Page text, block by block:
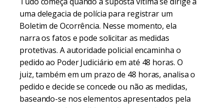
uma delegacia de polícia para registrar um
Boletim de Ocorrência. Nesse momento, ela
narra os fatos e pode solicitar as medidas
protetivas. A autoridade policial encaminha o
pedido ao Poder Judiciário em até 48 horas. O
juiz, também em um prazo de 48 horas, analisa o
pedido e decide se concede ou não as medidas,
baseando-se nos elementos apresentados pela